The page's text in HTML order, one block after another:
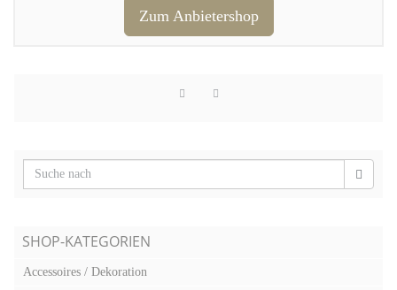
Zum Anbietershop
SHOP-KATEGORIEN
Accessoires / Dekoration